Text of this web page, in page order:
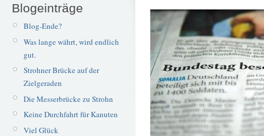
Blogeinträge
Blog-Ende?
Was lange währt, wird endlich
gut.
Strohner Brücke auf der
Zielgeraden
Die Messerbrücke zu Strohn
Keine Durchfahrt für Kanuten
Viel Glück